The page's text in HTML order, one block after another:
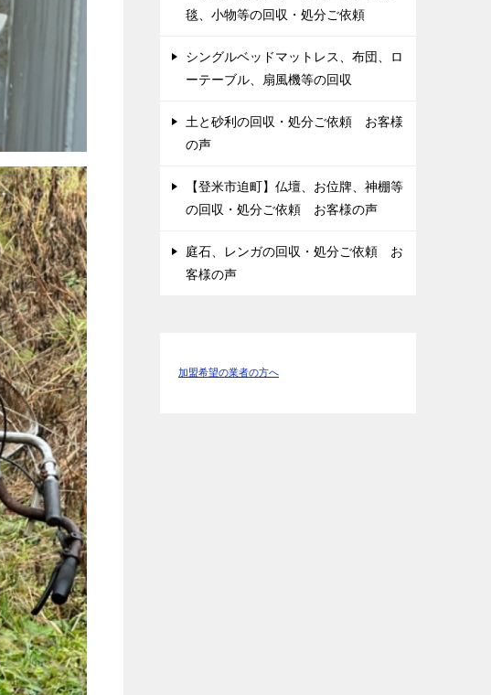
毯、小物等の回収・処分ご依頼
シングルベッドマットレス、布団、ロ
ーテーブル、扇風機等の回収
土と砂利の回収・処分ご依頼 お客様
の声
【登米市迫町】仏壇、お位牌、神棚等
の回収・処分ご依頼 お客様の声
庭石、レンガの回収・処分ご依頼 お
客様の声
加盟希望の業者の方へ